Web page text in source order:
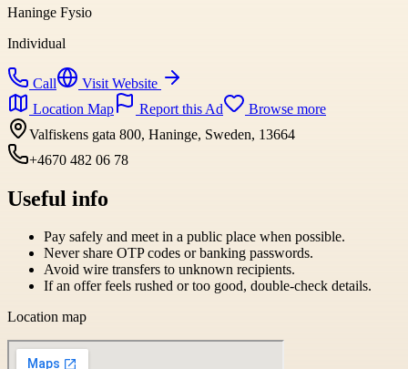
Haninge Fysio
Individual
Call
Visit Website
Location Map
Report this Ad
Browse more
Valfiskens gata 800, Haninge, Sweden, 13664
+4670 482 06 78
Useful info
Pay safely and meet in a public place when possible.
Never share OTP codes or banking passwords.
Avoid wire transfers to unknown recipients.
If an offer feels rushed or too good, double-check details.
Location map